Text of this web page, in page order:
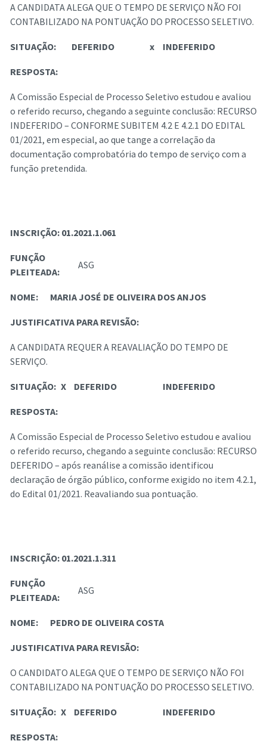
A CANDIDATA ALEGA QUE O TEMPO DE SERVIÇO NÃO FOI
CONTABILIZADO NA PONTUAÇÃO DO PROCESSO SELETIVO.
SITUAÇÃO: DEFERIDO x INDEFERIDO
RESPOSTA:
A Comissão Especial de Processo Seletivo estudou e avaliou
o referido recurso, chegando a seguinte conclusão: RECURSO
INDEFERIDO – CONFORME SUBITEM 4.2 E 4.2.1 DO EDITAL
01/2021, em especial, ao que tange a correlação da
documentação comprobatória do tempo de serviço com a
função pretendida.
INSCRIÇÃO: 01.2021.1.061
FUNÇÃO
PLEITEADA:
ASG
NOME: MARIA JOSÉ DE OLIVEIRA DOS ANJOS
JUSTIFICATIVA PARA REVISÃO:
A CANDIDATA REQUER A REAVALIAÇÃO DO TEMPO DE
SERVIÇO.
SITUAÇÃO: X DEFERIDO INDEFERIDO
RESPOSTA:
A Comissão Especial de Processo Seletivo estudou e avaliou
o referido recurso, chegando a seguinte conclusão: RECURSO
DEFERIDO – após reanálise a comissão identificou
declaração de órgão público, conforme exigido no item 4.2.1,
do Edital 01/2021. Reavaliando sua pontuação.
INSCRIÇÃO: 01.2021.1.311
FUNÇÃO
PLEITEADA:
ASG
NOME: PEDRO DE OLIVEIRA COSTA
JUSTIFICATIVA PARA REVISÃO:
O CANDIDATO ALEGA QUE O TEMPO DE SERVIÇO NÃO FOI
CONTABILIZADO NA PONTUAÇÃO DO PROCESSO SELETIVO.
SITUAÇÃO: X DEFERIDO INDEFERIDO
RESPOSTA: